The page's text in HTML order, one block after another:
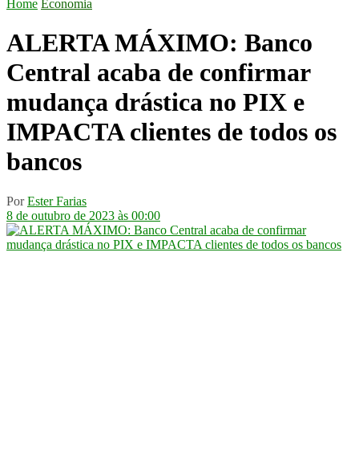
Home Economia
ALERTA MÁXIMO: Banco
Central acaba de confirmar
mudança drástica no PIX e
IMPACTA clientes de todos os
bancos
Por Ester Farias
8 de outubro de 2023 às 00:00